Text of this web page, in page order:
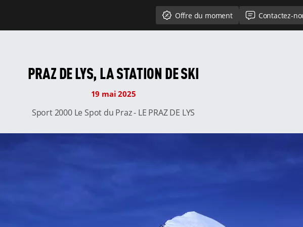
Offre du moment Contactez-
PRAZ DE LYS, LA STATION DE SKI
19 mai 2025
Sport 2000 Le Spot du Praz - LE PRAZ DE LYS